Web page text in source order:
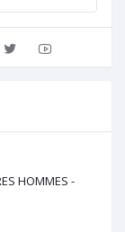
HOMMES -